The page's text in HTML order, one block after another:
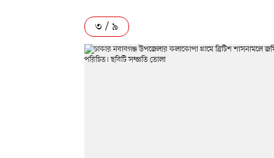
৩ / ৯